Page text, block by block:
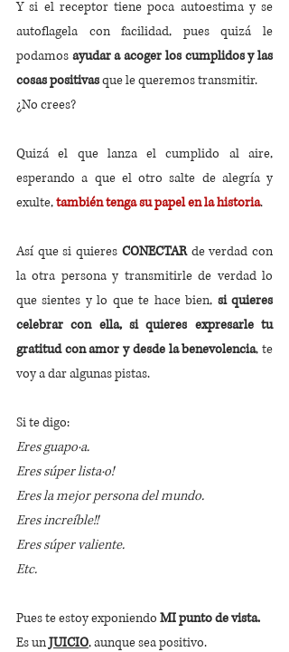
Y si el receptor tiene poca autoestima y se
autoflagela con facilidad, pues quizá le
podamos ayudar a acoger los cumplidos y las
cosas positivas que le queremos transmitir.
¿No crees?
Quizá el que lanza el cumplido al aire,
esperando a que el otro salte de alegría y
exulte, también tenga su papel en la historia.
Así que si quieres CONECTAR de verdad con
la otra persona y transmitirle de verdad lo
que sientes y lo que te hace bien, si quieres
celebrar con ella, si quieres expresarle tu
gratitud con amor y desde la benevolencia, te
voy a dar algunas pistas.
Si te digo:
Eres guapo·a.
Eres súper lista·o!
Eres la mejor persona del mundo.
Eres increíble!!
Eres súper valiente.
Etc.
Pues te estoy exponiendo MI punto de vista.
Es un JUICIO, aunque sea positivo.